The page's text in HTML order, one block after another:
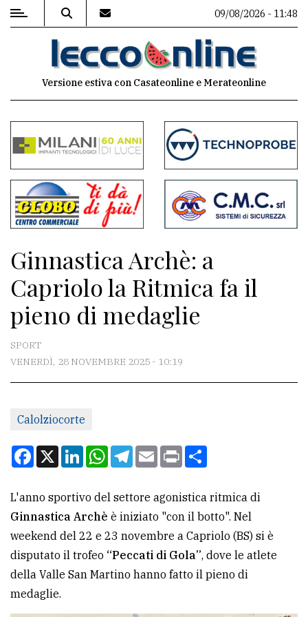
MENU
commenti
Contenuti
del
sito
Meteo
CONTATTI
La
redazione
Per
tua
CERCA
Cerca
per
comune
09/08/2026 - 11:48
Versione estiva con Casateonline e Merateonline
Ginnastica Archè: a
Capriolo la Ritmica fa il
pieno di medaglie
SPORT
VENERDÌ, 28 NOVEMBRE 2025 - 10:19
Calolziocorte
Facebook
X LinkedInWhatsApp
Telegram
EmailPrint
L'anno sportivo del settore agonistica ritmica di
Ginnastica Archè è iniziato "con il botto". Nel
weekend del 22 e 23 novembre a Capriolo (BS) si è
disputato il trofeo “Peccati di Gola”, dove le atlete
della Valle San Martino hanno fatto il pieno di
medaglie.